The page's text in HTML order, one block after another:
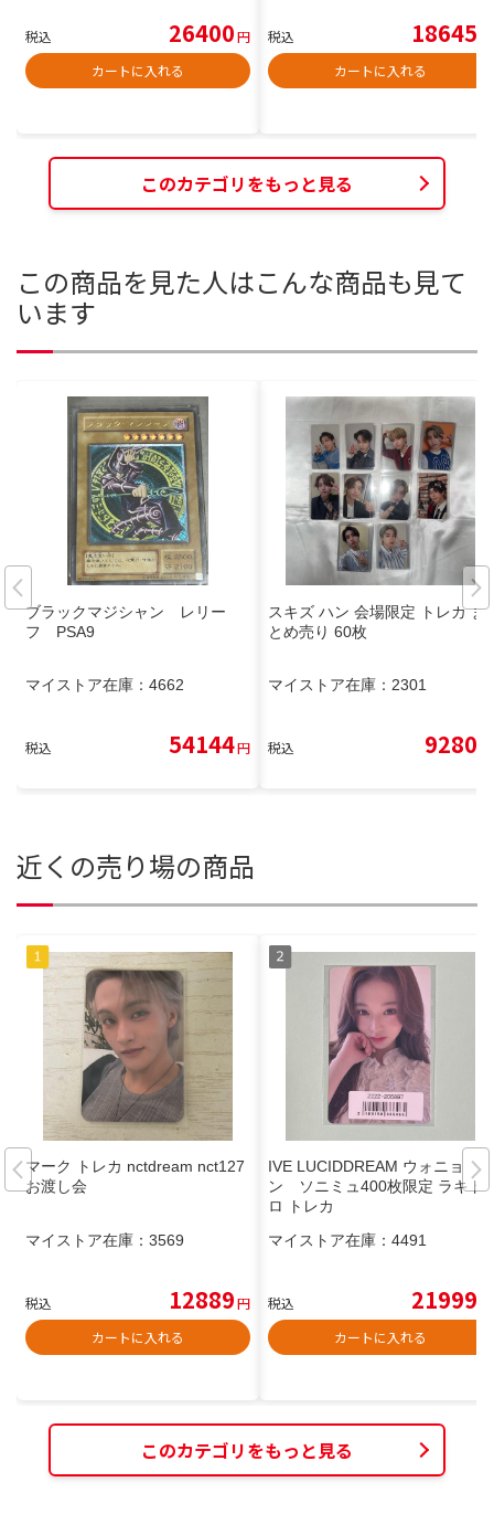
税込 26400円
カートに入れる
税込 18645
カートに入れる
このカテゴリをもっと見る
この商品を見た人はこんな商品も見て
います
ブラックマジシャン レリー
フ PSA9
マイストア在庫： 4662
税込 54144円
スキズ ハン 会場限定 トレカ ま
とめ売り 60枚
マイストア在庫： 2301
税込 9280
近くの売り場の商品
マーク トレカ nctdream nct127
お渡し会
マイストア在庫： 3569
税込 12889円
カートに入れる
IVE LUCIDDREAM ウォニョ
ン ソニミュ400枚限定 ラキド
ロ トレカ
マイストア在庫： 4491
税込 21999
カートに入れる
このカテゴリをもっと見る